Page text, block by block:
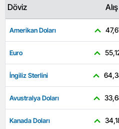
Döviz Alış
Amerikan Doları
Euro
İngiliz Sterlini
Avustralya Doları
Kanada Doları